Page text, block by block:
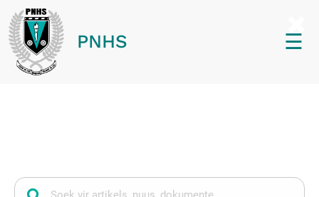
PNHS ☰